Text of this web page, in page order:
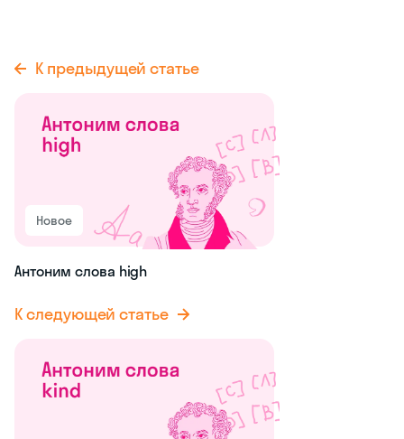
К предыдущей статье
Новое
Антоним слова high
К следующей статье